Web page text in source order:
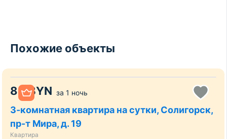
Похожие объекты
80 BYN за 1 ночь
3-комнатная квартира на сутки, Солигорск,
пр-т Мира, д. 19
Квартира